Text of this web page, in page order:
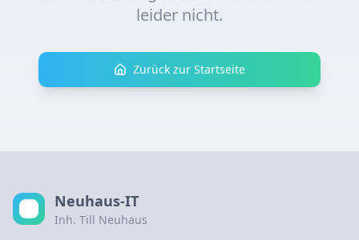
leider nicht.
Zurück zur Startseite
Neuhaus-IT
Inh. Till Neuhaus